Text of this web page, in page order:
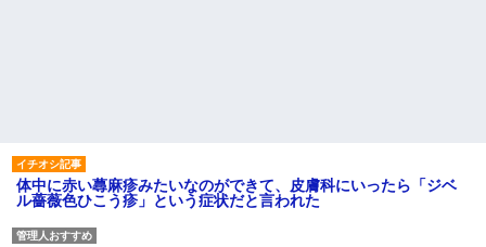
体中に赤い蕁麻疹みたいなのができて、皮膚科にいったら「ジベ
ル薔薇色ひこう疹」という症状だと言われた